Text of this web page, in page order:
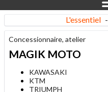
L'essentiel -
Concessionnaire, atelier
MAGIK MOTO
KAWASAKI
KTM
TRIUMPH